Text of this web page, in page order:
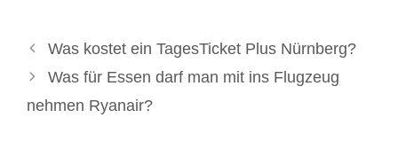
Was kostet ein TagesTicket Plus Nürnberg?
Was für Essen darf man mit ins Flugzeug
nehmen Ryanair?